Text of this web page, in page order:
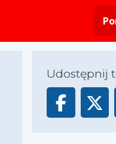
Udostępnij